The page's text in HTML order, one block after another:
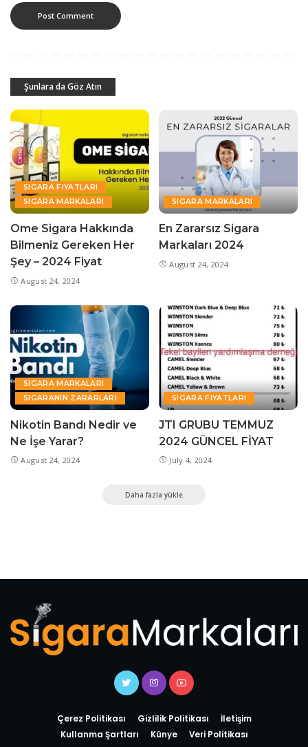
Şunlara da Göz Atın
SIGARA FIYATLARI
SIGARA MARKALARI
Ome Sigara Hakkında
Bilmeniz Gereken Her
Şey – 2024 Fiyat
August 24, 2024
SIGARA MARKALARI
En Zararsız Sigara
Markaları 2024
August 24, 2024
SIGARA MARKALARI
SIGARANIN ZARARLARI
Nikotin Bandı Nedir ve
Ne İşe Yarar?
August 24, 2024
SIGARA FIYATLARI
JTI GRUBU TEMMUZ
2024 GÜNCEL FİYAT
July 4, 2024
Daha fazla yükle
Çerez Politikası Gizlilik Politikası
İletişim
Kullanma Şartları
Künye Veri Politikası